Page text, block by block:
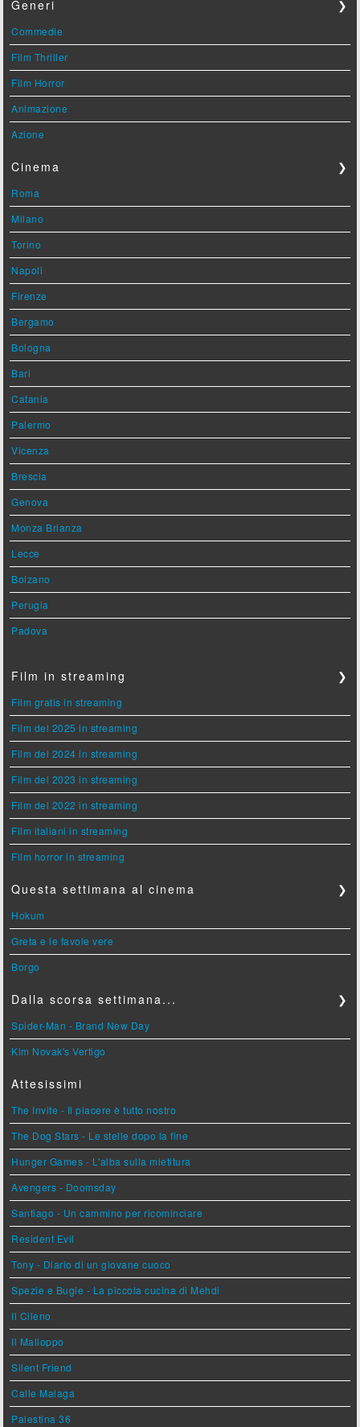
Generi ❯
Commedie
Film Thriller
Film Horror
Animazione
Azione
Cinema ❯
Roma
Milano
Torino
Napoli
Firenze
Bergamo
Bologna
Bari
Catania
Palermo
Vicenza
Brescia
Genova
Monza Brianza
Lecce
Bolzano
Perugia
Padova
Film in streaming ❯
Film gratis in streaming
Film del 2025 in streaming
Film del 2024 in streaming
Film del 2023 in streaming
Film del 2022 in streaming
Film italiani in streaming
Film horror in streaming
Questa settimana al cinema ❯
Hokum
Greta e le favole vere
Borgo
Dalla scorsa settimana... ❯
Spider-Man - Brand New Day
Kim Novak's Vertigo
Attesissimi
The Invite - Il piacere è tutto nostro
The Dog Stars - Le stelle dopo la fine
Hunger Games - L'alba sulla mietitura
Avengers - Doomsday
Santiago - Un cammino per ricominciare
Resident Evil
Tony - Diario di un giovane cuoco
Spezie e Bugie - La piccola cucina di Mehdi
Il Cileno
Il Malloppo
Silent Friend
Calle Malaga
Palestina 36